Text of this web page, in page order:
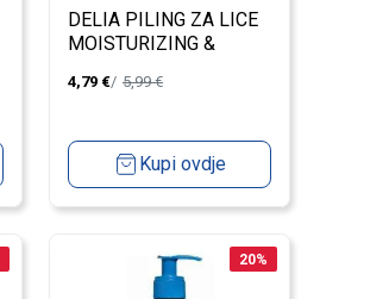
DELIA PILING ZA LICE
MOISTURIZING &
SCRUB 250ML
4,79 € 5,99€
Kupi ovdje
20%